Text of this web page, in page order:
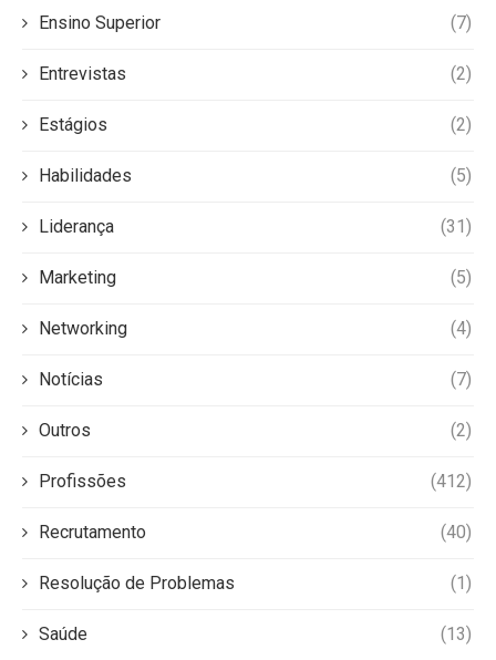
Ensino Superior (7)
Entrevistas (2)
Estágios (2)
Habilidades (5)
Liderança (31)
Marketing (5)
Networking (4)
Notícias (7)
Outros (2)
Profissões (412)
Recrutamento (40)
Resolução de Problemas (1)
Saúde (13)